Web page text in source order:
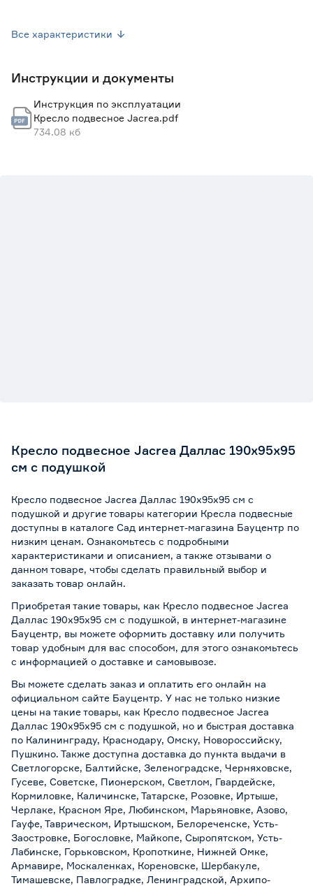
Подушка в комплекте Да
Цвет Серый
Все характеристики
Инструкции и документы
Инструкция по эксплуатации
Кресло подвесное Jacrea.pdf
734.08 кб
Кресло подвесное Jacrea Даллас 190х95х95
см с подушкой
Кресло подвесное Jacrea Даллас 190х95х95 см с
подушкой и другие товары категории Кресла подвесные
доступны в каталоге Сад интернет-магазина Бауцентр по
низким ценам. Ознакомьтесь с подробными
характеристиками и описанием, а также отзывами о
данном товаре, чтобы сделать правильный выбор и
заказать товар онлайн.
Приобретая такие товары, как Кресло подвесное Jacrea
Даллас 190х95х95 см с подушкой, в интернет-магазине
Бауцентр, вы можете оформить доставку или получить
товар удобным для вас способом, для этого ознакомьтесь
с информацией о доставке и самовывозе.
Вы можете сделать заказ и оплатить его онлайн на
официальном сайте Бауцентр. У нас не только низкие
цены на такие товары, как Кресло подвесное Jacrea
Даллас 190х95х95 см с подушкой, но и быстрая доставка
по Калининграду, Краснодару, Омску, Новороссийску,
Пушкино. Также доступна доставка до пункта выдачи в
Светлогорске, Балтийске, Зеленоградске, Черняховске,
Гусеве, Советске, Пионерском, Светлом, Гвардейске,
Кормиловке, Каличинске, Татарске, Розовке, Иртыше,
Черлаке, Красном Яре, Любинском, Марьяновке, Азово,
Гауфе, Таврическом, Иртышском, Белореченске, Усть-
Заостровке, Богословке, Майкопе, Сыропятском, Усть-
Лабинске, Горьковском, Кропоткине, Нижней Омке,
Армавире, Москаленках, Кореновске, Шербакуле,
Тимашевске, Павлоградке, Ленинградской, Архипо-